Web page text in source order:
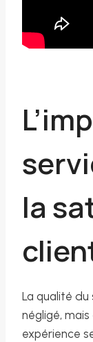
la
La qualité
négligé,
expérience